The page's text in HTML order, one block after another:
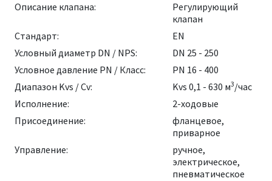
Описание клапана:
Регулирующий
клапан
Стандарт:
EN
Условный диаметр DN / NPS:
DN 25 - 250
Условное давление PN / Класс:
PN 16 - 400
Диапазон Kvs / Cv:
Kvs 0,1 - 630 м3/час
Исполнение:
2-ходовые
Присоединение:
фланцевое,
приварное
Управление:
ручное,
электрическое,
пневматическое